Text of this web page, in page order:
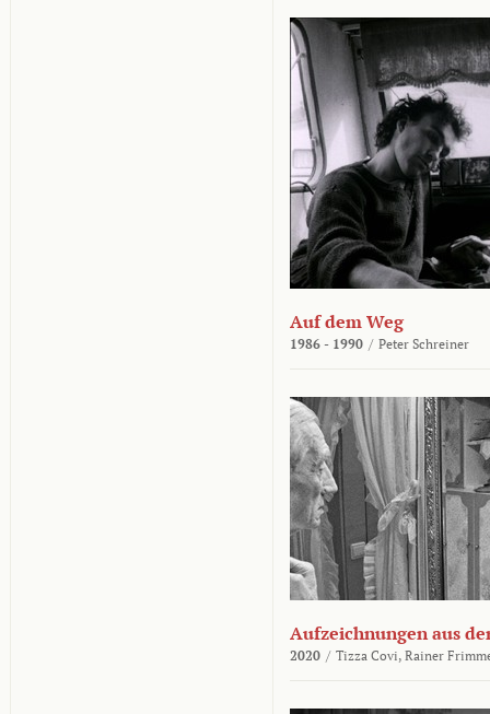
Auf dem Weg
1986 - 1990 / Peter Schreiner
Aufzeichnungen aus
2020 / Tizza Covi, Rainer